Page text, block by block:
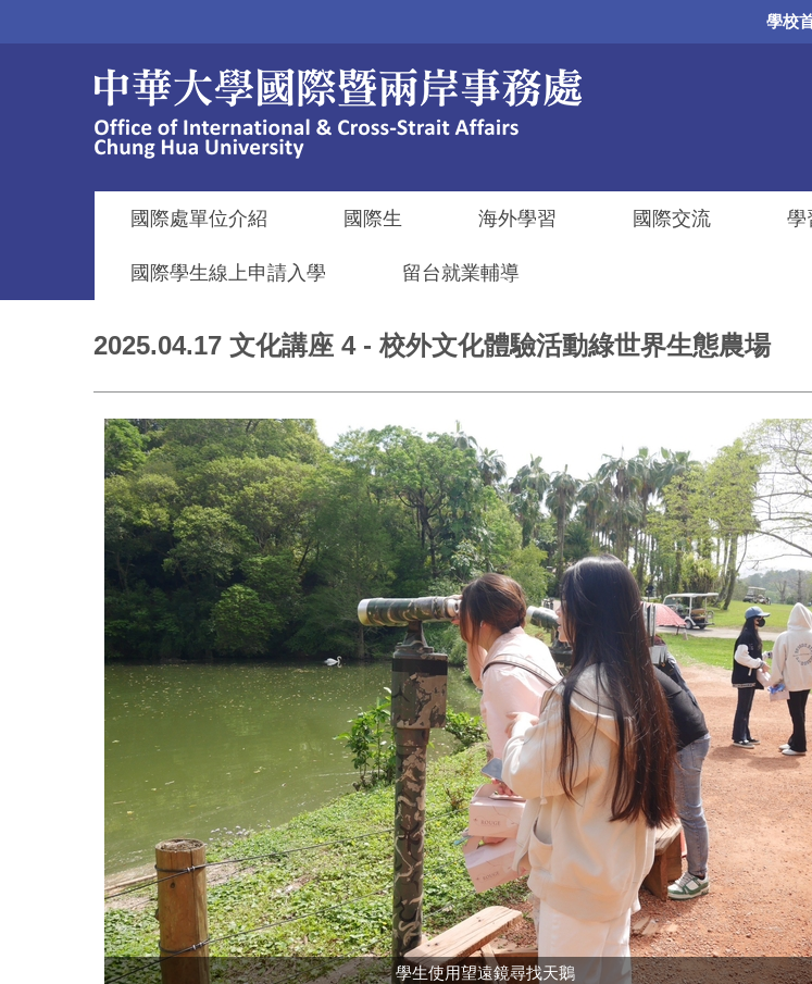
學校
國際處單位介紹 國際生 海外學習 國際交流 學
國際學生線上申請入學 留台就業輔導
2025.04.17 文化講座 4 - 校外文化體驗活動綠世界生態農場
學生使用望遠鏡尋找天鵝